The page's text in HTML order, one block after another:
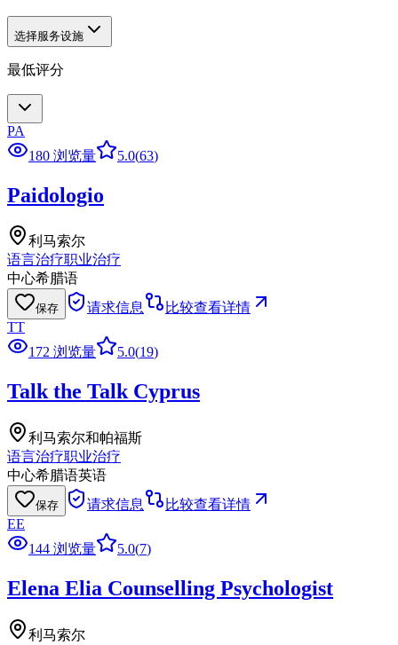
选择服务设施
最低评分
PA
180 浏览量
5.0(63)
Paidologio
利马索尔
语言治疗职业治疗
中心希腊语
保存 请求信息 比较查看详情
TT
172 浏览量
5.0(19)
Talk the Talk Cyprus
利马索尔和帕福斯
语言治疗职业治疗
中心希腊语英语
保存 请求信息 比较查看详情
EE
144 浏览量
5.0(7)
Elena Elia Counselling Psychologist
利马索尔